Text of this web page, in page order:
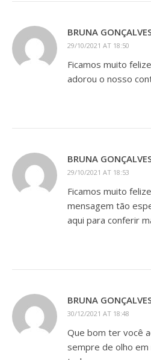
BRUNA
29/10/2021 AT 18:50
Ficamos muito
adorou o nosso
BRUNA
29/10/2021 AT 18:53
Ficamos muito
mensagem tão
aqui para conferir
BRUNA
30/12/2021 AT 18:48
Que bom ter você
sempre de olho